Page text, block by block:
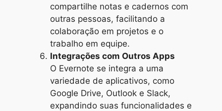
compartilhe notas e cadernos com
outras pessoas, facilitando a
colaboração em projetos e o
trabalho em equipe.
Integrações com Outros Apps
O Evernote se integra a uma
variedade de aplicativos, como
Google Drive, Outlook e Slack,
expandindo suas funcionalidades e